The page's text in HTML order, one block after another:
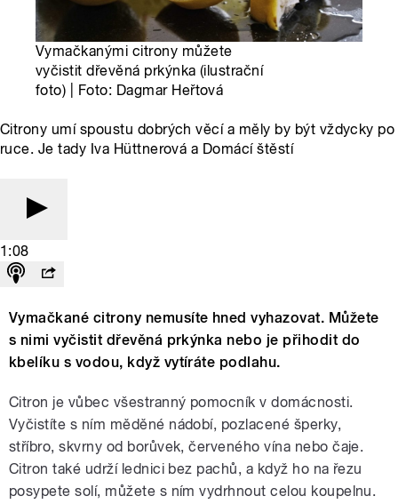
Vymačkanými citrony můžete
vyčistit dřevěná prkýnka (ilustrační
foto) | Foto: Dagmar Heřtová
Citrony umí spoustu dobrých věcí a měly by být vždycky po
ruce. Je tady Iva Hüttnerová a Domácí štěstí
1:08
Vymačkané citrony nemusíte hned vyhazovat. Můžete
s nimi vyčistit dřevěná prkýnka nebo je přihodit do
kbelíku s vodou, když vytíráte podlahu.
Citron je vůbec všestranný pomocník v domácnosti.
Vyčistíte s ním měděné nádobí, pozlacené šperky,
stříbro, skvrny od borůvek, červeného vína nebo čaje.
Citron také udrží lednici bez pachů, a když ho na řezu
posypete solí, můžete s ním vydrhnout celou koupelnu.